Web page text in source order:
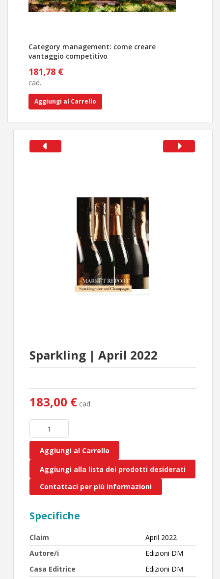
Category management: come creare
vantaggio competitivo
181,78 €
cad.
Aggiungi al Carrello
Sparkling | April 2022
183,00 € cad.
Aggiungi al Carrello
Aggiungi alla lista dei prodotti desiderati
Contattaci per più informazioni
Specifiche
Claim
April 2022
Autore/i
Edizioni DM
Casa Editrice
Edizioni DM